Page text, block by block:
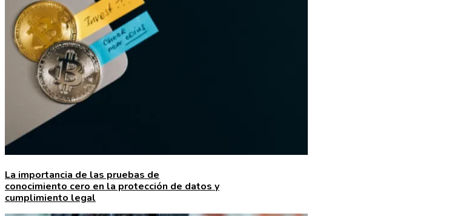
La importancia de las pruebas de
conocimiento cero en la protección de datos y
cumplimiento legal